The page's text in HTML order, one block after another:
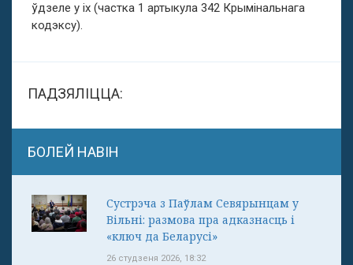
ўдзеле у іх (частка 1 артыкула 342 Крымінальнага
кодэксу).
ПАДЗЯЛІЦЦА:
БОЛЕЙ НАВІН
Сустрэча з Паўлам Севярынцам у
Вільні: размова пра адказнасць і
«ключ да Беларусі»
26 студзеня 2026, 18:32